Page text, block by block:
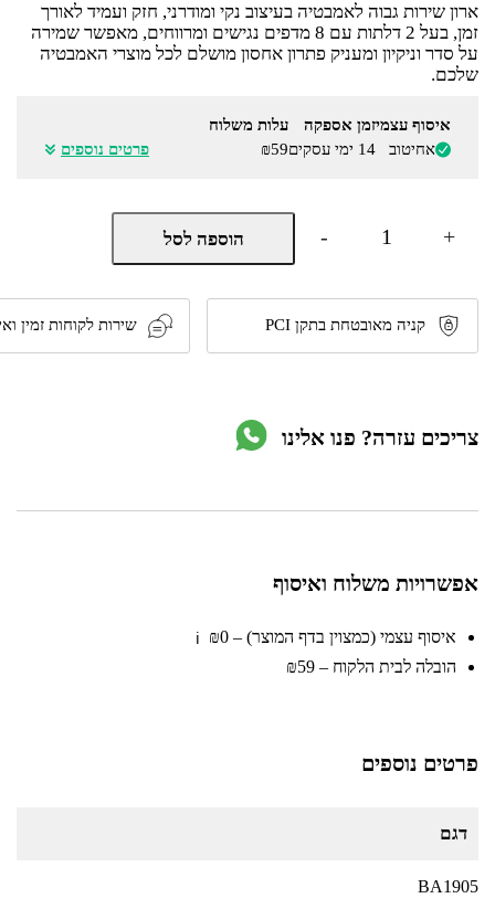
ארון שירות גבוה לאמבטיה בעיצוב נקי ומודרני, חזק ועמיד לאורך
זמן, בעל 2 דלתות עם 8 מדפים נגישים ומרווחים, מאפשר שמירה
על סדר וניקיון ומעניק פתרון אחסון מושלם לכל מוצרי האמבטיה
שלכם.
איסוף עצמי
אחיטוב
זמן אספקה
14 ימי עסקים
עלות משלוח
₪59
פרטים נוספים
-
כמות
ארון
גבוהה
2
דלתות
8
BA1905
מבית
+ הוספה לסל
קניה מאובטחת בתקן PCI שירות לקוחות זמין
צריכים עזרה? פנו אלינו
אפשרויות משלוח ואיסוף
איסוף עצמי (כמצוין בדף המוצר) – ₪0 ℹ️
הובלה לבית הלקוח – ₪59
פרטים נוספים
דגם
BA1905